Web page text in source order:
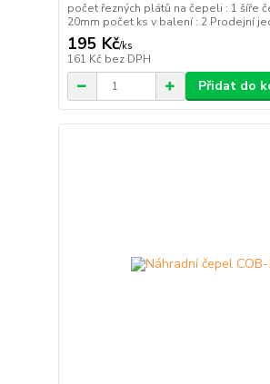
počet řezných plátů na čepeli : 1 šíře
20mm počet ks v balení : 2 Prodejní
195 Kč/ks
161 Kč bez DPH
Přidat do